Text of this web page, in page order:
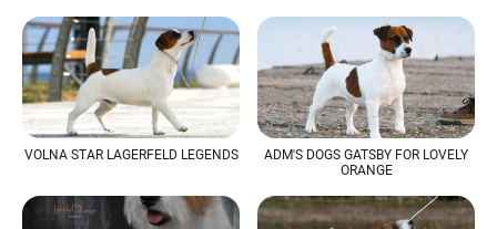
VOLNA STAR LAGERFELD LEGENDS
ADM'S DOGS GATSBY FOR LOVELY
ORANGE